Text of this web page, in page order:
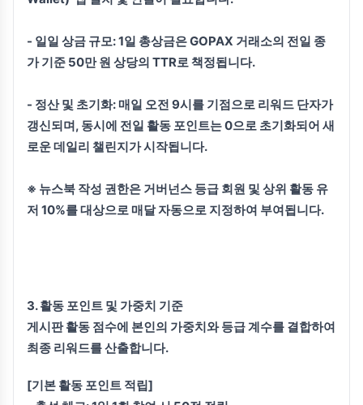
- 일일 상금 규모:1일 총상금은 GOPAX 거래소의 전일 종
가 기준 50만 원 상당의 TTR로 책정됩니다.
- 정산 및 초기화: 매일 오전 9시를 기점으로 리워드 단자가
갱신되며, 동시에 전일 활동 포인트는 0으로 초기화되어 새
로운 데일리 챌린지가 시작됩니다.
※ 뉴스북 작성 권한은 거버넌스 등급 회원 및 상위 활동 유
저 10%를 대상으로 매달 자동으로 지정하여 부여됩니다.
3. 활동 포인트 및 가중치 기준
게시판 활동 점수에 본인의 가중치와 등급 계수를 결합하여
최종 리워드를 산출합니다.
[기본 활동 포인트 적립]